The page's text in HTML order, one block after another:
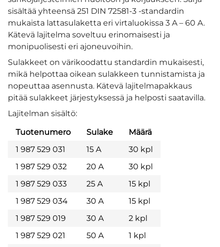
sisältää yhteensä 251 DIN 72581-3 -standardin
mukaista lattasulaketta eri virtaluokissa 3 A – 60 A.
Kätevä lajitelma soveltuu erinomaisesti ja
monipuolisesti eri ajoneuvoihin.
Sulakkeet on värikoodattu standardin mukaisesti,
mikä helpottaa oikean sulakkeen tunnistamista ja
nopeuttaa asennusta. Kätevä lajitelmapakkaus
pitää sulakkeet järjestyksessä ja helposti saatavilla.
Lajitelman sisältö:
Tuotenumero
Sulake
Määrä
1 987 529 031
15 A
30 kpl
1 987 529 032
20 A
30 kpl
1 987 529 033
25 A
15 kpl
1 987 529 034
30 A
15 kpl
1 987 529 019
30 A
2 kpl
1 987 529 021
50 A
1 kpl